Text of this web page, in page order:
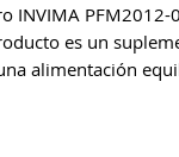
INVIMA PFM2012-
es un
alimentación